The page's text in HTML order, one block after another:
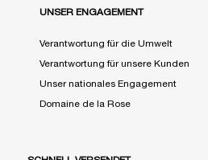
UNSER ENGAGEMENT
Verantwortung für die Umwelt
Verantwortung für unsere Kunden
Unser nationales Engagement
Domaine de la Rose